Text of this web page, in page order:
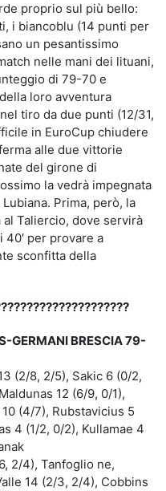
proprio sul più bello:
i biancoblu (14 punti per
un pesantissimo
nelle mani dei lituani,
di 79-70 e
loro avventura
tiro da due punti (12/31,
in EuroCup chiudere
alle due vittorie
del girone di
la vedrà impegnata
Prima, però, la
Taliercio, dove servirà
per provare a
sconfitta della
GERMANI BRESCIA 79-
(2/8, 2/5), Sakic 6 (0/2,
12 (6/9, 0/1),
(4/7), Rubstavicius 5
4 (1/2, 0/2), Kullamae 4
2/4), Tanfoglio ne,
14 (2/3, 2/4), Cobbins